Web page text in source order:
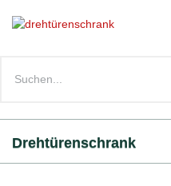
Drehtürenschrank